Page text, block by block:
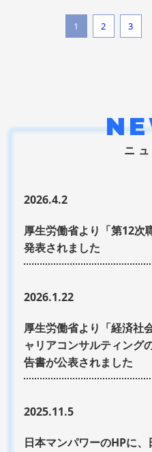
1 2 3
ニ
2026.4.2
厚生労働省より「第12次
発表されました
2026.1.22
厚生労働省より「経済社
ャリアコンサルティング
告書が公表されました
2025.11.5
日本マンパワーのHPに